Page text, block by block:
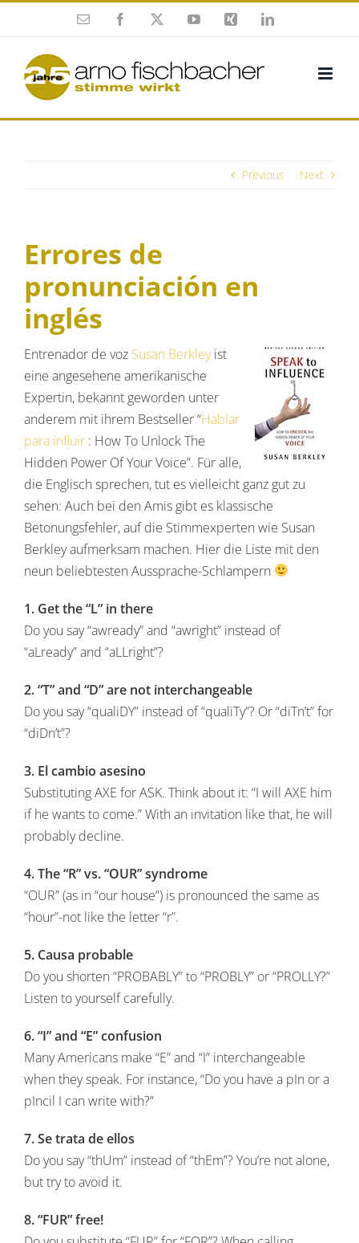
Esmalte
Facebook
YouTubeXing Twitter
Previous Next
Errores de
pronunciación en
inglés
Entrenador de voz Susan Berkleyist
eine angesehene amerikanische
Expertin, bekannt geworden unter
anderem mit ihrem Bestseller “Hablar
para influir : How To Unlock The
Hidden Power Of Your Voice”. Für alle,
die Englisch sprechen, tut es vielleicht ganz gut zu
sehen: Auch bei den Amis gibt es klassische
Betonungsfehler, auf die Stimmexperten wie Susan
Berkley aufmerksam machen. Hier die Liste mit den
neun beliebtesten Aussprache-Schlampern
1. Get the “L” in there
Do you say “awready” and “awright” instead of
“aLready” and “aLLright”?
2. “T” and “D” are not interchangeable
Do you say “qualiDY” instead of “qualiTy”? Or “diTn’t” for
“diDn’t”?
3. El cambio asesino
Substituting AXE for ASK. Think about it: “I will AXE him
if he wants to come.” With an invitation like that, he will
probably decline.
4. The “R” vs. “OUR” syndrome
“OUR” (as in “our house”) is pronounced the same as
“hour”-not like the letter “r”.
5. Causa probable
Do you shorten “PROBABLY” to “PROBLY” or “PROLLY?”
Listen to yourself carefully.
6. “I” and “E” confusion
Many Americans make “E” and “I” interchangeable
when they speak. For instance, “Do you have a pIn or a
pIncil I can write with?”
7. Se trata de ellos
Do you say “thUm” instead of “thEm”? You’re not alone,
but try to avoid it.
8. “FUR” free!